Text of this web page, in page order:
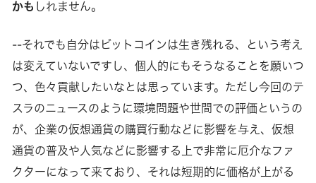
かも しれません。
--それでも自分はビットコインは生き残れる、という考え
は変えていないですし、個人的にもそうなることを願いつ
つ、色々貢献したいなとは思っています。ただし今回のテ
スラのニュースのように環境問題や世間での評価というの
が、企業の仮想通貨の購買行動などに影響を与え、仮想
通貨の普及や人気などに影響する上で非常に厄介なファ
クターになって来ており、それは短期的に価格が上がる